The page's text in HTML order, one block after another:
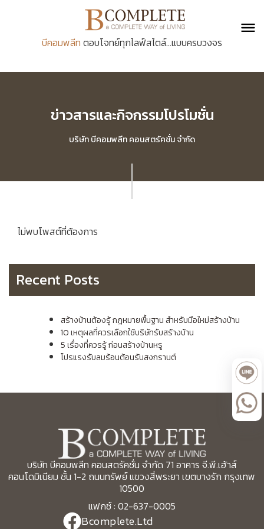
บีคอมพลีท ตอบโจทย์ทุกไลฟ์สไตล์...แบบครบวงจร
ข่าวสารและกิจกรรมโปรโมชั่น
บริษัท บีคอมพลีท คอนสตรัคชั่น จำกัด
ไม่พบโพสต์ที่ต้องการ
Recent Posts
สร้างบ้านต้องรู้ กฎหมายพื้นฐาน สำหรับมือใหม่สร้างบ้าน
10 เหตุผลที่ควรเลือกใช้บริษัทรับสร้างบ้าน
5 เรื่องที่ควรรู้ ก่อนสร้างบ้านหรู
โปรแรงรับลมร้อนต้อนรับสงกรานต์
บริษัท บีคอมพลีท คอนสตรัคชั่น จำกัด 71 อาคาร จี.พี.เฮ้าส์
คอนโดมิเนียม ชั้น 1-2 ถนนทรัพย์ แขวงสี่พระยา เขตบางรัก กรุงเทพ
10500
แฟกซ์ : 02-637-0005
Bcomplete.Ltd